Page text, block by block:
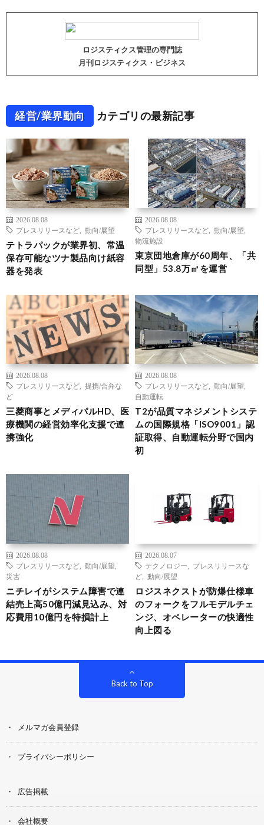
ロジスティクス管理の専門誌
月刊ロジスティクス・ビジネス
経営/業界動向 カテゴリの最新記事
2026.08.08
プレスリリースなど
動向/展望
テトラパックが業界初、常温
保存可能なツナ製品向け紙容
器を発表
2026.08.08
プレスリリースなど
動向/展望
物流施設
東京団地倉庫が60周年、「共
同型」53.8万㎡を運営
2026.08.08
プレスリリースなど
提携/合弁な
ど
三菱商事とメディパルHD、医
療機関の経営効率化支援で連
携強化
2026.08.08
プレスリリースなど
動向/展望
自動運転
T2が品質マネジメントシステ
ムの国際規格「ISO9001」認
証取得、自動運転分野で国内
初
2026.08.08
プレスリリースなど
動向/展望
災害
ニチレイがシステム障害で連
結売上高50億円減見込み、対
応費用10億円を特損計上
2026.08.07
テクノロジー
プレスリリースな
ど
動向/展望
ロジスネクストが防爆仕様車
のフォークをフルモデルチェ
ンジ、オペレーターの快適性
向上図る
Back to Top
メルマガ会員登録
プライバシーポリシー
広告掲載
会社概要